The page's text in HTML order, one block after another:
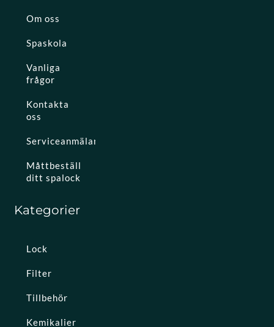
Om oss
Spaskola
Vanliga
frågor
Kontakta
oss
Serviceanmälan
Måttbeställ
ditt spalock
Kategorier
Lock
Filter
Tillbehör
Kemikalier